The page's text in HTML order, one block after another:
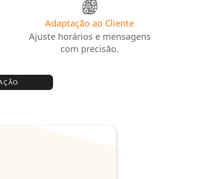
Adaptação ao Cliente
Ajuste horários e mensagens
com precisão.